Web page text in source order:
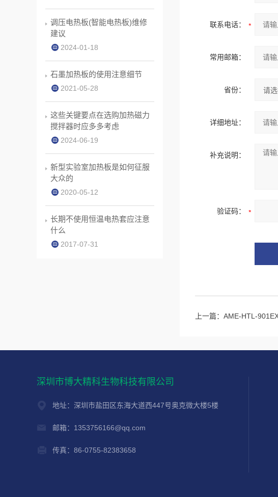
联系电话：
常用邮箱：
省份：
详细地址：
补充说明：
验证码：
上一篇： AME-HTL-
调压电热板(智能电热板)维修
建议
2024-01-18
石墨加热板的使用注意细节
2021-05-28
这些关键要点在选购加热磁力
搅拌器时应多多考虑
2024-06-19
新型实验室加热板是如何征服
大众的
2020-05-12
长期不使用恒温电热套应注意
什么
2017-07-31
深圳市博大精科生物科技有限公司
地址：深圳市盐田区东海大道西447号奥克微大楼5楼
邮箱：1353756166@qq.com
传真：86-0755-82383658